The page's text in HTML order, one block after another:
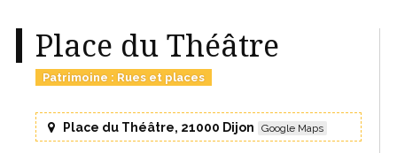
Place du Théâtre
Patrimoine : Rues et places
Place du Théâtre, 21000 Dijon Google Maps